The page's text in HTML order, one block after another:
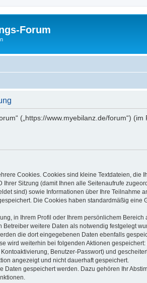
Forum
(„https://www.myebilanz.de/forum“)
Cookies. Cookies sind kleine Textdateien,
Sitzung (damit Ihnen alle Seitenaufrufe
sind) sowie Informationen über Ihre Teilnahme
Die Cookies haben standardmäßig
in Ihrem Profil oder Ihrem persönlichem
weitere Daten als notwendig festgelegt
die dort eingegebenen Daten ebenfalls
wird weiterhin bei folgenden Aktionen
Benutzer-Passwort) und
angezeigt und nicht dauerhaft gespeichert.
gespeichert werden. Dazu gehören Ihr